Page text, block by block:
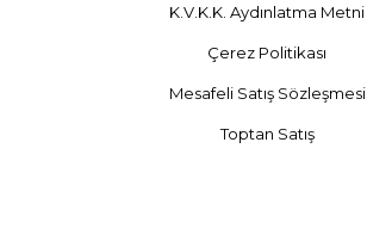
K.V.K.K. Aydınlatma Metni
Çerez Politikası
Mesafeli Satış Sözleşmesi
Toptan Satış